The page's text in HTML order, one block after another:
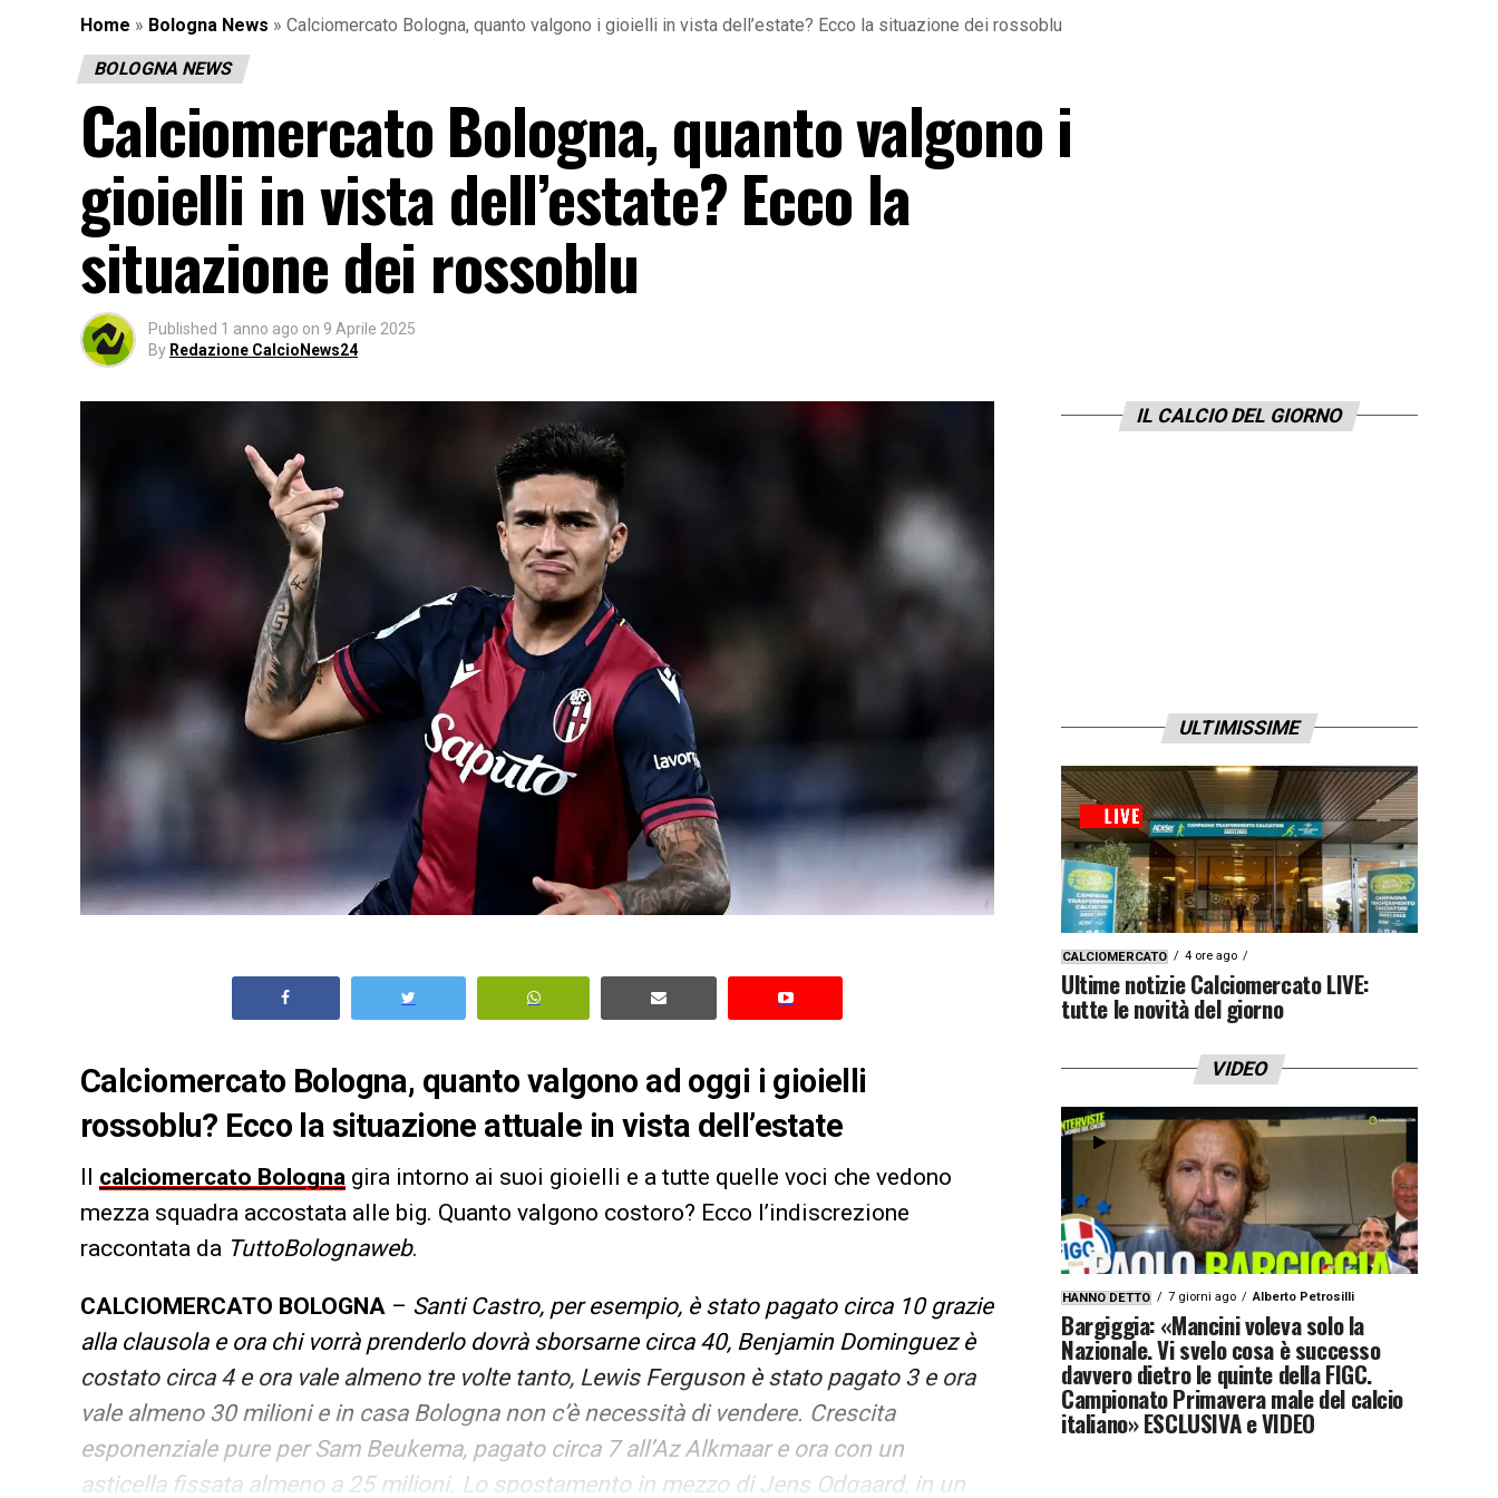
Home » Bologna News » Calciomercato Bologna, quanto valgono i gioielli in vista dell’estate? Ecco la situazione dei rossoblu
BOLOGNA NEWS
Calciomercato Bologna, quanto valgono i
gioielli in vista dell’estate? Ecco la
situazione dei rossoblu
Published 1 anno ago on 9 Aprile 2025
By Redazione CalcioNews24
Calciomercato Bologna, quanto valgono ad oggi i gioielli
rossoblu? Ecco la situazione attuale in vista dell’estate
Il calciomercato Bologna gira intorno ai suoi gioielli e a tutte quelle voci che vedono
mezza squadra accostata alle big. Quanto valgono costoro? Ecco l’indiscrezione
raccontata da TuttoBolognaweb.
CALCIOMERCATO BOLOGNA – Santi Castro, per esempio, è stato pagato circa 10 grazie
alla clausola e ora chi vorrà prenderlo dovrà sborsarne circa 40, Benjamin Dominguez è
costato circa 4 e ora vale almeno tre volte tanto, Lewis Ferguson è stato pagato 3 e ora
vale almeno 30 milioni e in casa Bologna non c’è necessità di vendere. Crescita
esponenziale pure per Sam Beukema, pagato circa 7 all’Az Alkmaar e ora con un
asticella fissata almeno a 25 milioni. Lo spostamento in mezzo di Jens Odgaard, in un
IL CALCIO DEL GIORNO
ULTIMISSIME
CALCIOMERCATO 4 ore ago
Ultime notizie Calciomercato LIVE:
tutte le novità del giorno
VIDEO
HANNO DETTO 7 giorni ago Alberto Petrosilli
Bargiggia: «Mancini voleva solo la
Nazionale. Vi svelo cosa è successo
davvero dietro le quinte della FIGC.
Campionato Primavera male del calcio
italiano» ESCLUSIVA e VIDEO